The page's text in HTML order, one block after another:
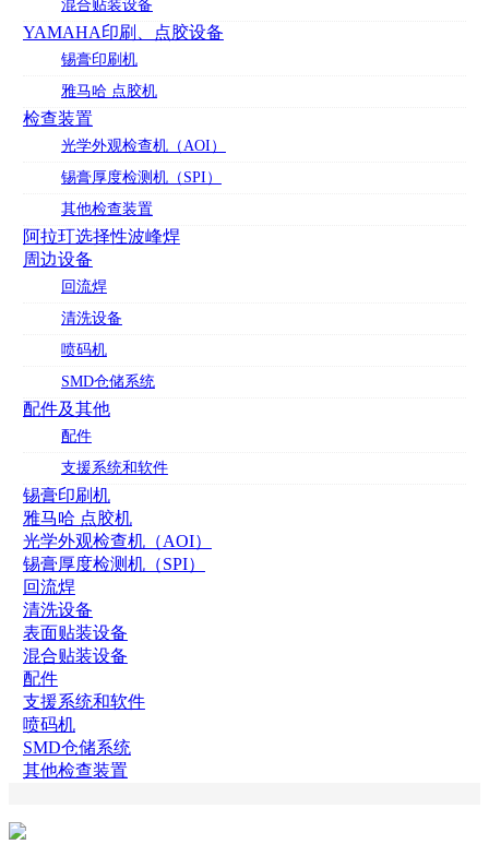
混合贴装设备
YAMAHA印刷、点胶设备
锡膏印刷机
雅马哈 点胶机
检查装置
光学外观检查机（AOI）
锡膏厚度检测机（SPI）
其他检查装置
阿拉玎选择性波峰焊
周边设备
回流焊
清洗设备
喷码机
SMD仓储系统
配件及其他
配件
支援系统和软件
锡膏印刷机
雅马哈 点胶机
光学外观检查机（AOI）
锡膏厚度检测机（SPI）
回流焊
清洗设备
表面贴装设备
混合贴装设备
配件
支援系统和软件
喷码机
SMD仓储系统
其他检查装置